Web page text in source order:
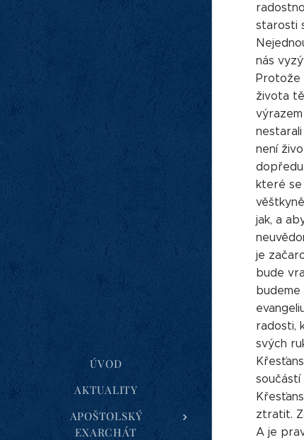
ÚVOD
AKTUALITY
APOŠTOLSKÝ
EXARCHÁT
starosti
nás
Protože
života
není
dopředu
které se
jak, a
je
bude
radosti,
svých
součástí
ztratit.
A je